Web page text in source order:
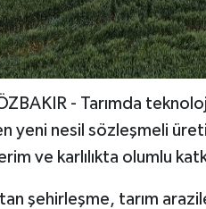
- Tarımda
yeni nesil sözleşmeli
ve karlılıkta olumlu
şehirleşme, tarım